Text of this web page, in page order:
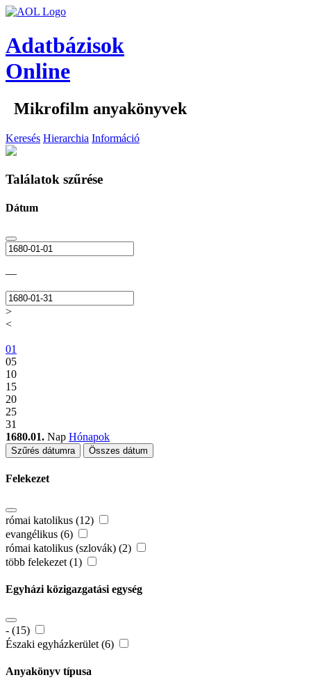
Adatbázisok
Online
Mikrofilm anyakönyvek
Keresés Hierarchia Információ
Találatok szűrése
Dátum
—
>
<
01
05
10
15
20
25
31
1680.01. Nap Hónapok
Szűrés dátumra Összes dátum
Felekezet
római katolikus (12)
evangélikus (6)
római katolikus (szlovák) (2)
több felekezet (1)
Egyházi közigazgatási egység
- (15)
Északi egyházkerület (6)
Anyakönyv típusa